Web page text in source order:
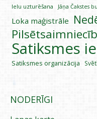
Ielu uzturēšana
Jāņa Čakstes
Loka maģistrāle
Satiksmes
Satiksmes organizācija
NODERĪGI